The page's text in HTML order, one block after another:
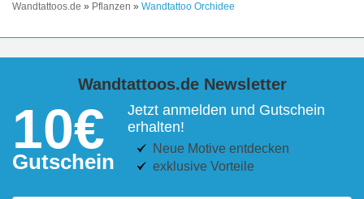
Wandtattoos.de » Pflanzen » Wandtattoo Orchidee
Wandtattoos.de Newsletter
10€
Gutschein
Jetzt anmelden und Gutschein
erhalten!
Neue Motive entdecken
exklusive Vorteile